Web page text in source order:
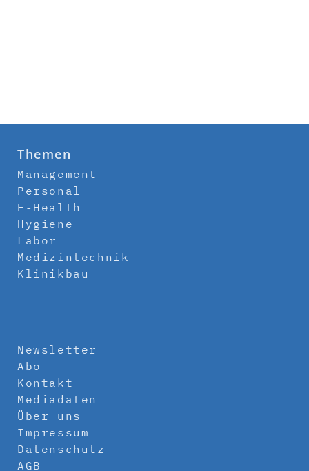
Themen
Management
Personal
E-Health
Hygiene
Labor
Medizintechnik
Klinikbau
Newsletter
Abo
Kontakt
Mediadaten
Über uns
Impressum
Datenschutz
AGB